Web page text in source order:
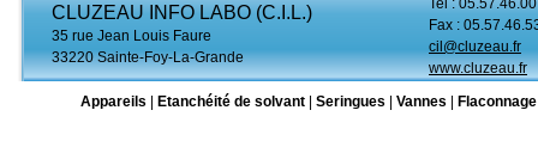
CLUZEAU INFO LABO (C.I.L.)
35 rue Jean Louis Faure
33220 Sainte-Foy-La-Grande
Tel :
Fax :
cil@cluzeau.fr
www.cluzeau.fr
Appareils
Etanchéité de solvant Seringues Vannes Flaconnage